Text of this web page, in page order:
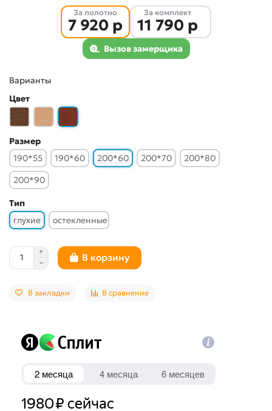
За полотно
7 920 р
За комплект
11 790 р
Вызов замерщика
Варианты
Цвет
Размер
190*55
190*60 200*60 200*70
200*80
200*90
Тип
глухие
остекленные
В корзину
В закладки В сравнение